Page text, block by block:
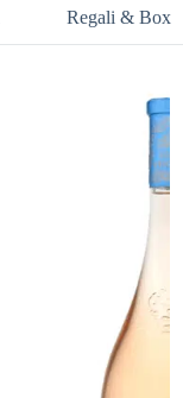
Regali & Box